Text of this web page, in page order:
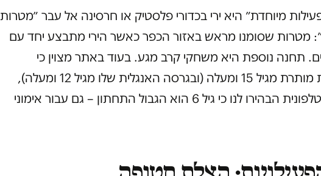
מיוחדת״ היא ירי בכדורי פלסטיק או חרסינה אל עבר ״מטרות
מטרות שסומנו מראש באזור הכפר כאשר הירי מתבצע יחד עם
תחנה נוספת היא משחקי קרב מגע. בעוד באתר מצוין כי
הפעילות מותרת מגיל 15 ומעלה (ובגרסה האנגלית שלו מגיל 12 ומעלה),
בשיחה טלפונית הבהירו לנו כי גיל 6 הוא הגבול התחתון – גם עבור אימוני